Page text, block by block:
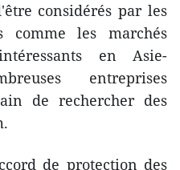
considérés par les
comme les marchés
en Asie-
entreprises
de rechercher des
de protection des